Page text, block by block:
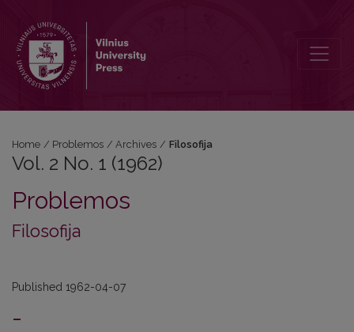
Home / Problemos / Archives / Filosofija
Vol. 2 No. 1 (1962)
Problemos
Filosofija
Published 1962-04-07
-